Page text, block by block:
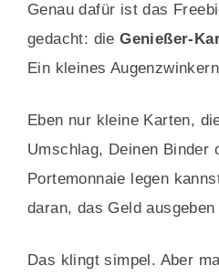
Genau dafür ist das
gedacht: dieGenießer-
Ein kleines
Eben nur kleine Karten,
Umschlag, Deinen Binder
Portemonnaie legen
daran, das Geld
Das klingt simpel. Aber